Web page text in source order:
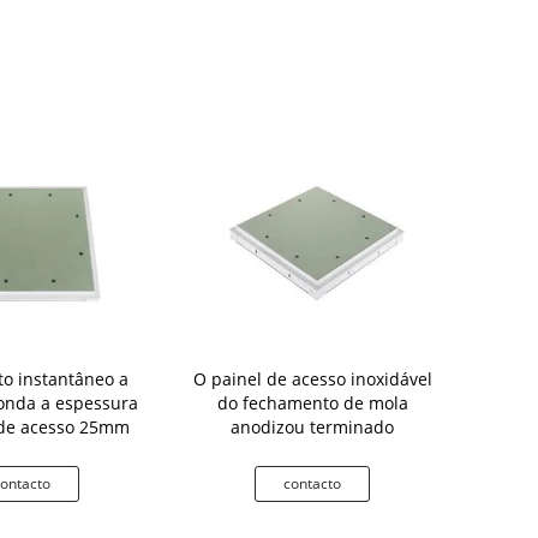
instantâneo a
a espessura
acesso 25mm
O painel de acesso inoxidável
do fechamento de mola
anodizou terminado
contacto